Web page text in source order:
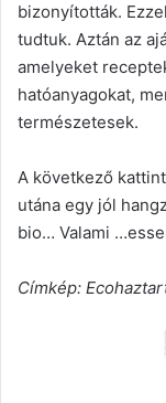
bizonyították.
tudtuk. Aztán az
amelyeket
hatóanyagokat,
természetesek.
A következő
utána egy jól
bio… Valami
Címkép: